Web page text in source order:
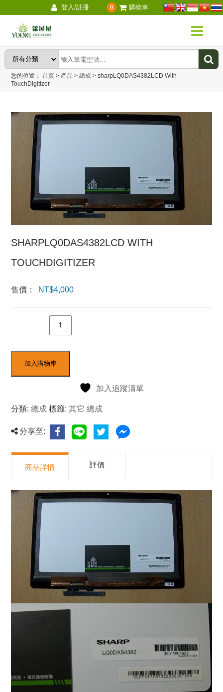
登入/註冊 0 購物車
您的位置：首頁 > 產品 > 總成 > sharpLQ0DAS4382LCD With
TouchDigitizer
SHARPLQ0DAS4382LCD WITH
TOUCHDIGITIZER
售價： NT$4,000
加入購物車
加入追蹤清單
分類:總成 標籤:其它 總成
分享至:
商品詳情 評價